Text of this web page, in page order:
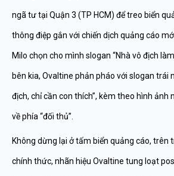
ngã tư tại Quận 3 (TP HCM) để treo biển
thông điệp gắn với chiến dịch quảng cáo
Milo chọn cho mình slogan “Nhà vô địch
bên kia, Ovaltine phản pháo với slogan trái
địch, chỉ cần con thích”, kèm theo hình ảnh
về phía “đối thủ”.
Không dừng lại ở tấm biển quảng cáo, trên
chính thức, nhãn hiệu Ovaltine tung loạt